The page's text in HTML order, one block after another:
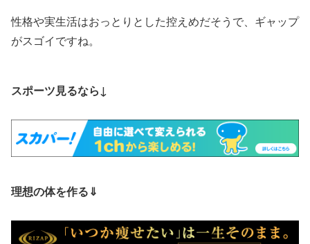
性格や実生活はおっとりとした控えめだそうで、ギャップ
がスゴイですね。
スポーツ見るなら↓
理想の体を作る⇓